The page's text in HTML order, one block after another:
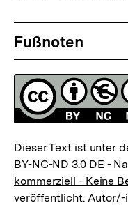
Fussnoten
Fußnoten
Lizenz
Dieser Text ist unter
BY-NC-ND 3.0 DE -
kommerziell - Keine
veröffentlicht. Autor/-